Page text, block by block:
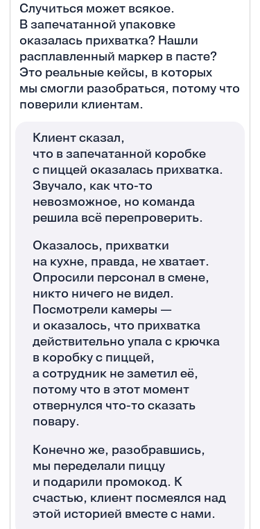
Случиться может всякое.
В запечатанной упаковке
оказалась прихватка? Нашли
расплавленный маркер в пасте?
Это реальные кейсы, в которых
мы смогли разобраться, потому что
поверили клиентам.
Клиент сказал,
что в запечатанной коробке
с пиццей оказалась прихватка.
Звучало, как что-то
невозможное, но команда
решила всё перепроверить.
Оказалось, прихватки
на кухне, правда, не хватает.
Опросили персонал в смене,
никто ничего не видел.
Посмотрели камеры —
и оказалось, что прихватка
действительно упала с крючка
в коробку с пиццей,
а сотрудник не заметил её,
потому что в этот момент
отвернулся что-то сказать
повару.
Конечно же, разобравшись,
мы переделали пиццу
и подарили промокод. К
счастью, клиент посмеялся над
этой историей вместе с нами.